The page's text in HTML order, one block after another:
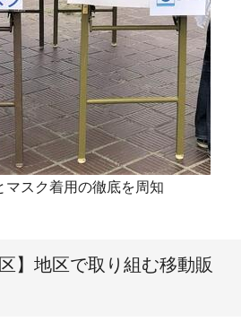
マスク着用の徹底を周知
】地区で取り組む移動販